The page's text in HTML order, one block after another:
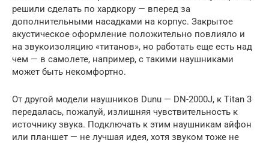
решили сделать по хардкору — вперед за
дополнительными насадками на корпус. Закрытое
акустическое оформление положительно повлияло и
на звукоизоляцию «титанов», но работать еще есть над
чем — в самолете, например, с такими наушниками
может быть некомфортно.
От другой модели наушников Dunu — DN-2000J, к Titan 3
передалась, пожалуй, излишняя чувствительность к
источнику звука. Подключать к этим наушникам айфон
или планшет — не лучшая идея, хотя звуком тоже не